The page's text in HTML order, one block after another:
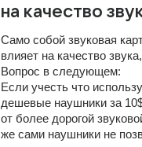
на качество
Само собой звуковая
влияет на качество
Вопрос в следующем:
Если учесть что
дешевые наушники за
от более дорогой
же сами наушники не